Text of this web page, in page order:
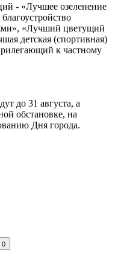
- «Лучшее озеленение
«Лучший цветущий
детская (спортивная)
к частному
до 31 августа, а
обстановке, на
Дня города.
0